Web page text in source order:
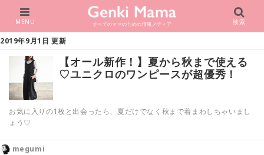
すべてのママのための情報メディア
MENU 検索
2019年9月1日 更新
【オール新作！】夏から秋まで使える
♡ユニクロのワンピースが超優秀！
お気に入りの1枚と出会ったら、夏だけでなく秋まで着まわしちゃいまし
ょう♡
megumi